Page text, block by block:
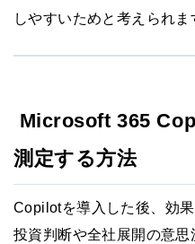
しやすいためと考えられま
Microsoft 365
測定する方法
Copilotを導入した後、効
投資判断や全社展開の意